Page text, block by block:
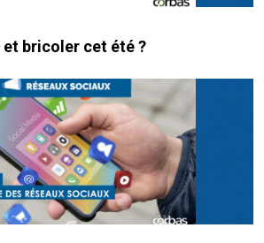
et bricoler cet été ?